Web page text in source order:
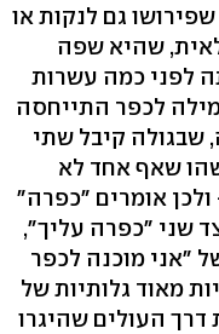
גם לנקות או
שהיא שפה
לפני כמה עשרות
לכפר התייחסה
שבגולה קיבל שתי
שאף אחד לא
ולכן אומרים "כפרה"
שני "כפרה עליך",
"אני מוכנה לכפר
מאוד גלותיות של
העולים שהיגרו